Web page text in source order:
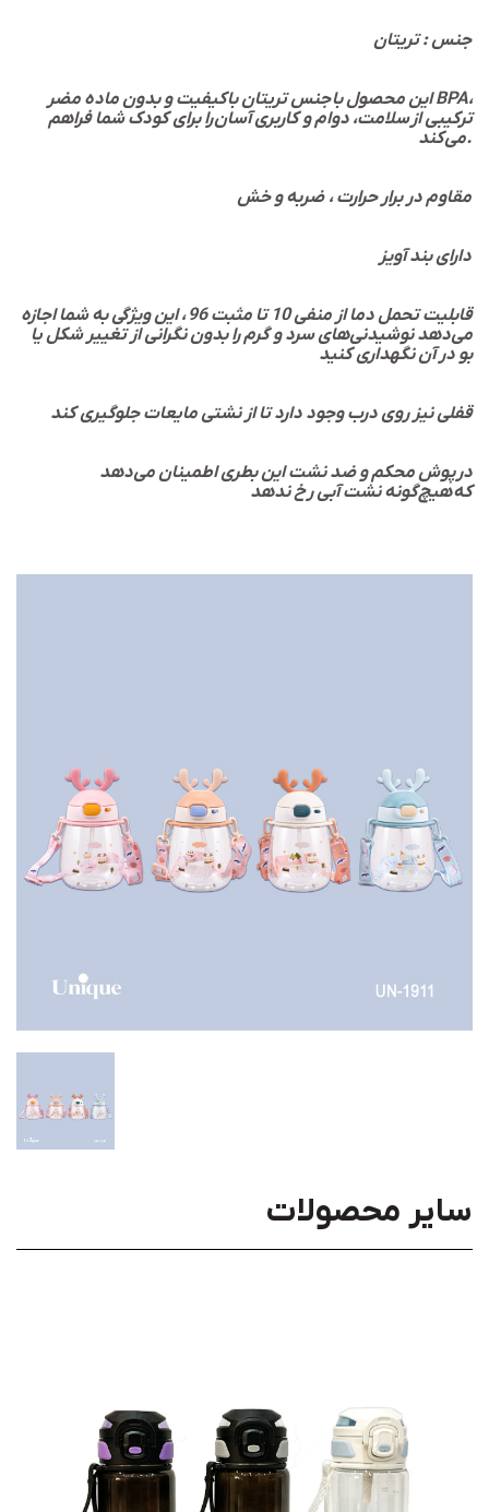
جنس : تریتان
این محصول با جنس تریتان باکیفیت و بدون ماده مضر BPA،
ترکیبی از سلامت، دوام و کاربری آسان را برای کودک شما فراهم
می‌کند.
قابلیت تحمل دما از منفی 10 تا مثبت 96 ، این ویژگی به شما اجازه
می‌دهد نوشیدنی‌های سرد و گرم را بدون نگرانی از تغییر شکل یا
بو در آن نگهداری کنید
قفلی نیز روی درب وجود دارد تا از نشتی مایعات جلوگیری کند
که هیچ‌گونه نشت آبی رخ ندهد
سایر محصولات